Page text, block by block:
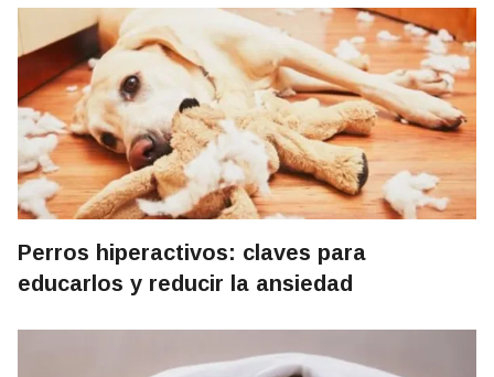
Perros hiperactivos: claves para
educarlos y reducir la ansiedad